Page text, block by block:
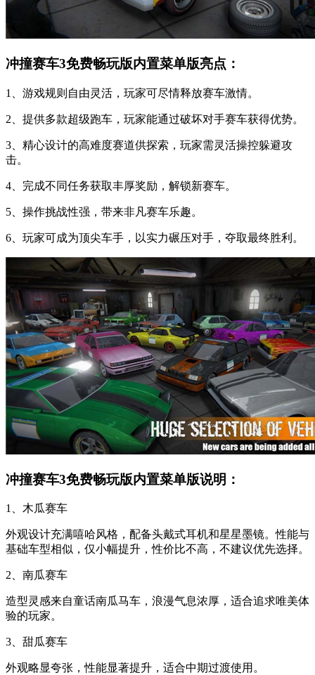
冲撞赛车3免费畅玩版内置菜单版亮点：
1、游戏规则自由灵活，玩家可尽情释放赛车激情。
2、提供多款超级跑车，玩家能通过破坏对手赛车获得优势。
3、精心设计的高难度赛道供探索，玩家需灵活操控躲避攻
击。
4、完成不同任务获取丰厚奖励，解锁新赛车。
5、操作挑战性强，带来非凡赛车乐趣。
6、玩家可成为顶尖车手，以实力碾压对手，夺取最终胜利。
冲撞赛车3免费畅玩版内置菜单版说明：
1、木瓜赛车
外观设计充满嘻哈风格，配备头戴式耳机和星星墨镜。性能与
基础车型相似，仅小幅提升，性价比不高，不建议优先选择。
2、南瓜赛车
造型灵感来自童话南瓜马车，浪漫气息浓厚，适合追求唯美体
验的玩家。
3、甜瓜赛车
外观略显夸张，性能显著提升，适合中期过渡使用。